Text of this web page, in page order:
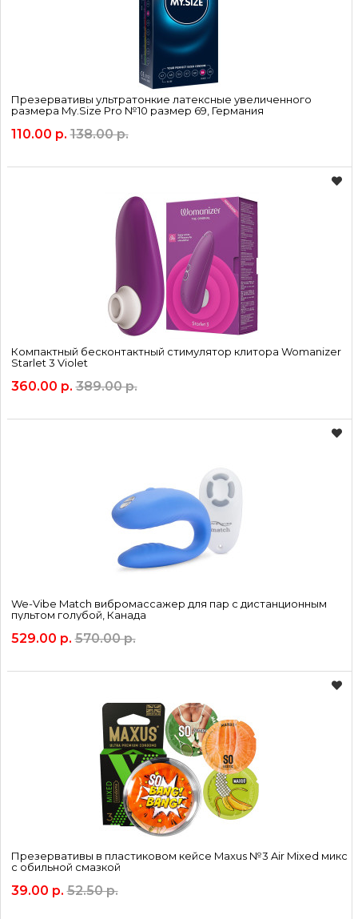
Презервативы ультратонкие латексные увеличенного
размера My.Size Pro №10 размер 69, Германия
110.00 р. 138.00 р.
Компактный бесконтактный стимулятор клитора Womanizer
Starlet 3 Violet
360.00 р. 389.00 р.
We-Vibe Match вибромассажер для пар с дистанционным
пультом голубой, Канада
529.00 р. 570.00 р.
Презервативы в пластиковом кейсе Maxus №3 Air Mixed микс
с обильной смазкой
39.00 р. 52.50 р.